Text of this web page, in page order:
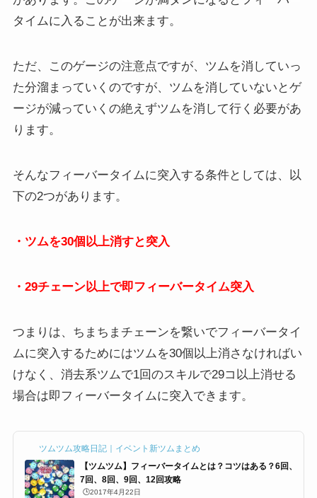
タイムに入ることが出来ます。
ただ、このゲージの注意点ですが、ツムを消していっ
た分溜まっていくのですが、ツムを消していないとゲ
ージが減っていくの絶えずツムを消して行く必要があ
ります。
そんなフィーバータイムに突入する条件としては、以
下の2つがあります。
・ツムを30個以上消すと突入
・29チェーン以上で即フィーバータイム突入
つまりは、ちまちまチェーンを繋いでフィーバータイ
ムに突入するためにはツムを30個以上消さなければい
けなく、消去系ツムで1回のスキルで29コ以上消せる
場合は即フィーバータイムに突入できます。
ツムツム攻略日記｜イベント新ツムまとめ
【ツムツム】フィーバータイムとは？コツはある？6回、
7回、8回、9回、12回攻略
🕒️2017年4月22日